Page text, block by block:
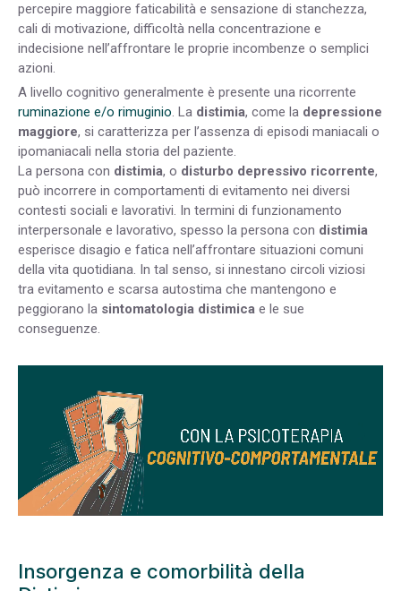
percepire maggiore faticabilità e sensazione di stanchezza,
cali di motivazione, difficoltà nella concentrazione e
indecisione nell’affrontare le proprie incombenze o semplici
azioni.
A livello cognitivo generalmente è presente una ricorrente
ruminazione e/o rimuginio . La distimia, come la depressione
maggiore, si caratterizza per l’assenza di episodi maniacali o
ipomaniacali nella storia del paziente.
La persona con distimia, o disturbo depressivo ricorrente,
può incorrere in comportamenti di evitamento nei diversi
contesti sociali e lavorativi. In termini di funzionamento
interpersonale e lavorativo, spesso la persona con distimia
esperisce disagio e fatica nell’affrontare situazioni comuni
della vita quotidiana. In tal senso, si innestano circoli viziosi
tra evitamento e scarsa autostima che mantengono e
peggiorano la sintomatologia distimica e le sue
conseguenze.
Insorgenza e comorbilità della